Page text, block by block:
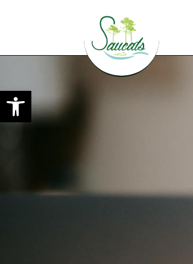
Ouvrir la barre d’outils